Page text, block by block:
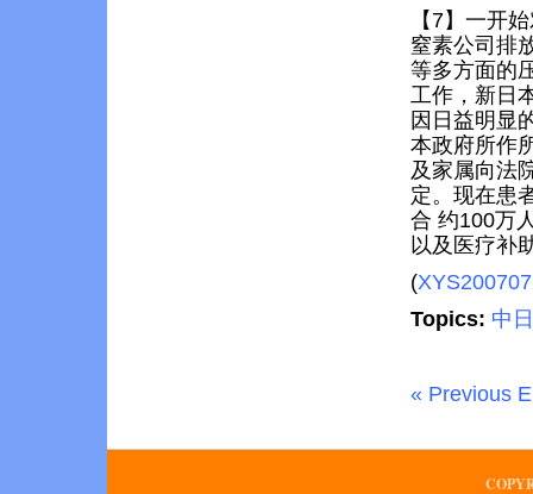
【7】一开
窒素公司排
等多方面的
工作，新日
因日益明显
本政府所作
及家属向法
定。现在患
合 约100万
以及医疗补
(
Topics: 中
« Previous